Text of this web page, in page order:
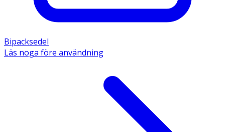
Bipacksedel
Läs noga före användning